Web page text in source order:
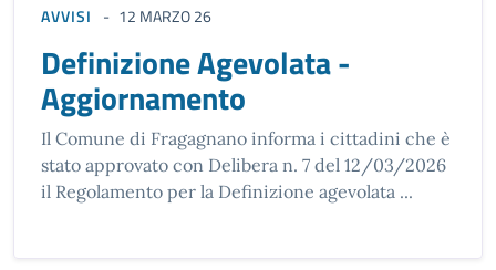
AVVISI 12 MARZO 26
Definizione Agevolata -
Aggiornamento
Il Comune di Fragagnano informa i cittadini che è
stato approvato con Delibera n. 7 del 12/03/2026
il Regolamento per la Definizione agevolata ...